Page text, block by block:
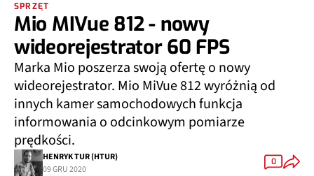
SPRZĘT
Mio MIVue 812 - nowy
wideorejestrator 60 FPS
Marka Mio poszerza swoją ofertę o nowy
wideorejestrator. Mio MiVue 812 wyróżnią od
innych kamer samochodowych funkcja
informowania o odcinkowym pomiarze
prędkości.
HENRYK TUR (HTUR)
09 GRU 2020
0